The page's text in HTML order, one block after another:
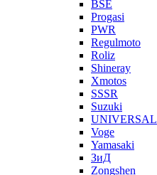
BSE
Progasi
PWR
Regulmoto
Roliz
Shineray
Xmotos
SSSR
Suzuki
UNIVERSAL
Voge
Yamasaki
ЗиД
Zongshen